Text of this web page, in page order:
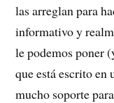
las arreglan para
informativo y
le podemos poner
que está escrito
mucho soporte